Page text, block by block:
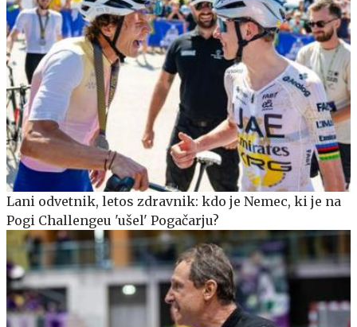
Lani odvetnik, letos zdravnik: kdo je Nemec, ki je na
Pogi Challengeu 'ušel' Pogačarju?